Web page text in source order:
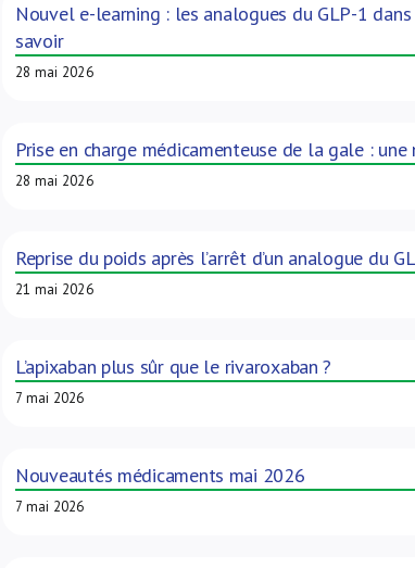
Nouvel e-learning : les analogues du GLP-1
savoir
28 mai 2026
Prise en charge médicamenteuse de la gale :
28 mai 2026
Reprise du poids après l’arrêt d’un analogue du
21 mai 2026
L’apixaban plus sûr que le rivaroxaban ?
7 mai 2026
Nouveautés médicaments mai 2026
7 mai 2026